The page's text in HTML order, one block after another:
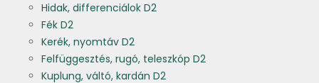
Hidak, differenciálok D2
Fék D2
Kerék, nyomtáv D2
Felfüggesztés, rugó, teleszkóp D2
Kuplung, váltó, kardán D2